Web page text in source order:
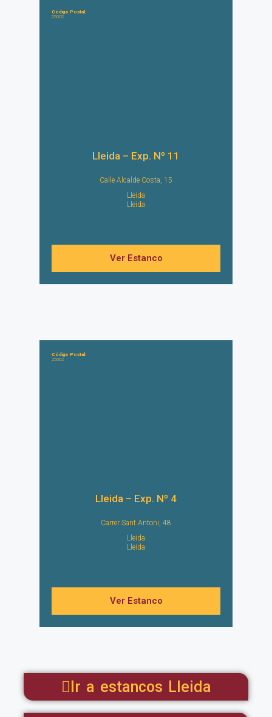
Código Postal:
25002
Lleida – Exp. Nº 11
Calle Alcalde Costa, 15
Lleida
Lleida
Ver Estanco
Código Postal:
25002
Lleida – Exp. Nº 4
Carrer Sant Antoni, 48
Lleida
Lleida
Ver Estanco
Ir a estancos Lleida